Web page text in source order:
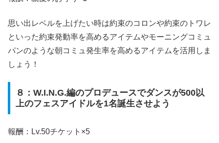
思い出レベルを上げたい時は約束のコロンや約束のトワレ
といった約束発動率を高めるアイテムやモーニングコミュ
パンのような朝コミュ発生率を高めるアイテムを活用しま
しょう！
８：W.I.N.G.編のプロデュースでダンスが500以
上のフェスアイドルを1名誕生させよう
報酬：Lv.50チケット×5